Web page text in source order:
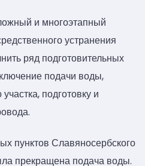
и многоэтапный
устранения
ряд подготовительных
подачи воды,
подготовку и
пунктов Славяносербского
прекращена подача воды.